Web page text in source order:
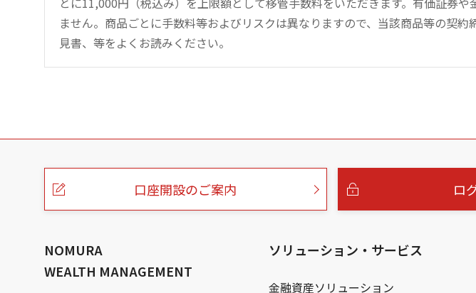
ません。商品ごとに手数料等およびリスクは異なりますので、当該商品等の契
見書、等をよくお読みください。
こ
口座開設のご案内 ロ
NOMURA
WEALTH MANAGEMENT
ソリューション・サービス
金融資産ソリューション